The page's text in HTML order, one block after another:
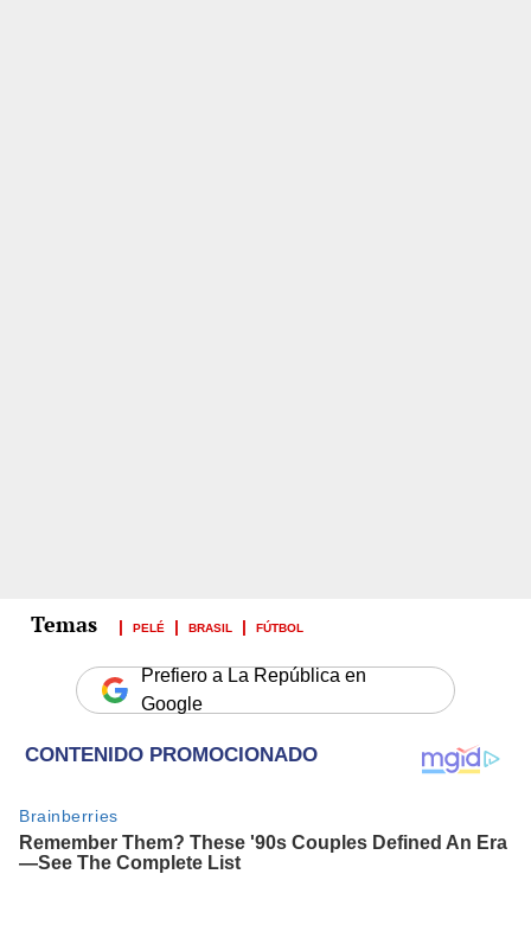
PELÉ BRASIL FÚTBOL
Prefiero a La República en
Google